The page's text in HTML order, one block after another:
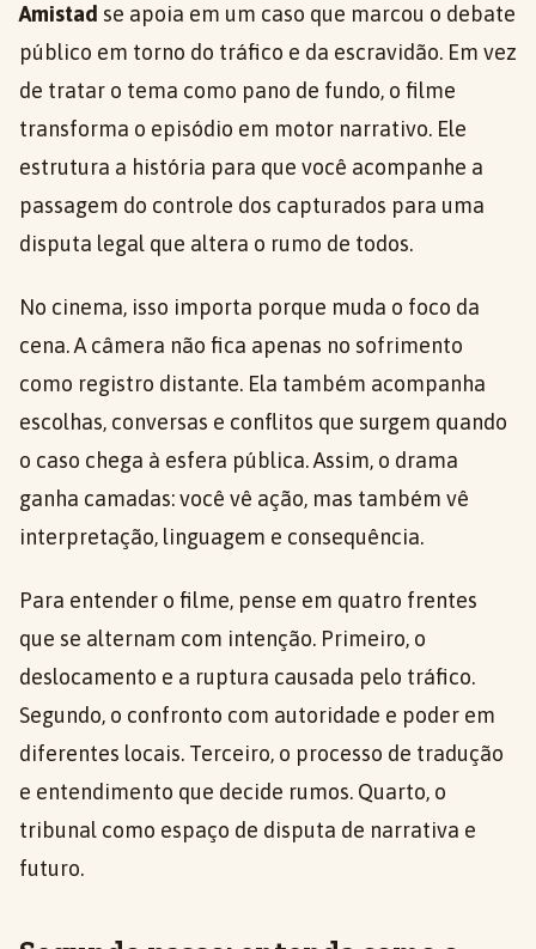
Amistad se apoia em um caso que marcou o debate
público em torno do tráfico e da escravidão. Em vez
de tratar o tema como pano de fundo, o filme
transforma o episódio em motor narrativo. Ele
estrutura a história para que você acompanhe a
passagem do controle dos capturados para uma
disputa legal que altera o rumo de todos.
No cinema, isso importa porque muda o foco da
cena. A câmera não fica apenas no sofrimento
como registro distante. Ela também acompanha
escolhas, conversas e conflitos que surgem quando
o caso chega à esfera pública. Assim, o drama
ganha camadas: você vê ação, mas também vê
interpretação, linguagem e consequência.
Para entender o filme, pense em quatro frentes
que se alternam com intenção. Primeiro, o
deslocamento e a ruptura causada pelo tráfico.
Segundo, o confronto com autoridade e poder em
diferentes locais. Terceiro, o processo de tradução
e entendimento que decide rumos. Quarto, o
tribunal como espaço de disputa de narrativa e
futuro.